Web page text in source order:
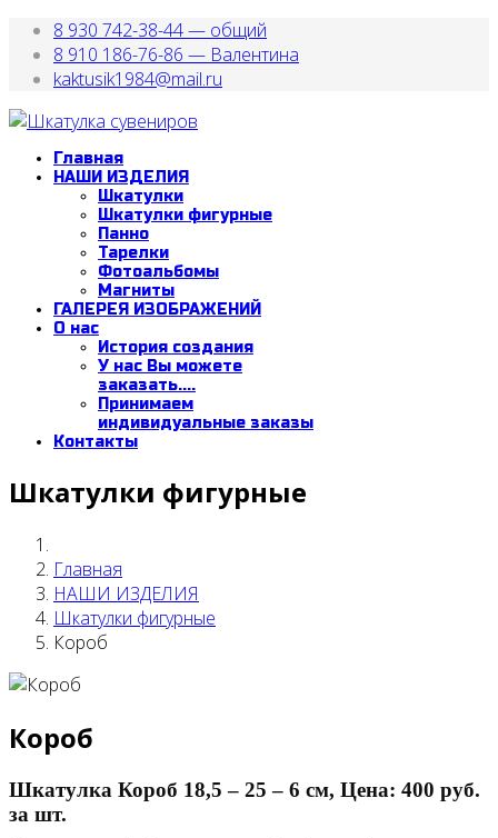
8 930 742-38-44 — общий
8 910 186-76-86 — Валентина
kaktusik1984@mail.ru
Главная
НАШИ ИЗДЕЛИЯ
Шкатулки
Шкатулки фигурные
Панно
Тарелки
Фотоальбомы
Магниты
ГАЛЕРЕЯ ИЗОБРАЖЕНИЙ
О нас
История создания
У нас Вы можете
заказать....
Принимаем
индивидуальные заказы
Контакты
Шкатулки фигурные
Главная
НАШИ ИЗДЕЛИЯ
Шкатулки фигурные
Короб
Короб
Шкатулка Короб 18,5 – 25 – 6 см, Цена: 400 руб.
за шт.